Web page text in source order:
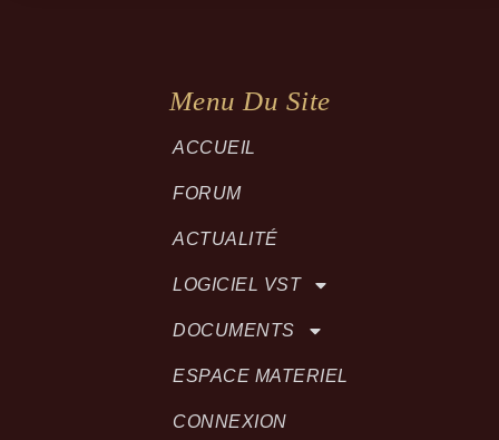
Menu Du Site
ACCUEIL
FORUM
ACTUALITÉ
LOGICIEL VST
DOCUMENTS
ESPACE MATERIEL
CONNEXION